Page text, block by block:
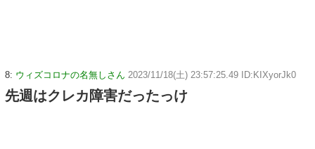
8: ウィズコロナの名無しさん 2023/11/18(土) 23:57:25.49 ID:KIXyorJk0
先週はクレカ障害だったっけ